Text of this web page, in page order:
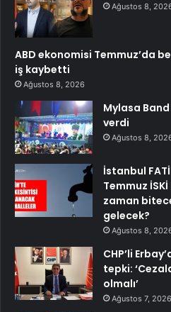
Ağustos 8,
ABD ekonomisi Temmuz’da
iş kaybetti
Ağustos 8, 2026
Mylasa
verdi
Ağustos 8,
İstanbul
Temmuz
zaman
gelecek?
Ağustos 8,
CHP’li
tepki:
olmalı’
Ağustos 7, 2026